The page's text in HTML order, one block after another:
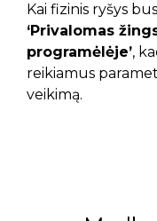
Kai fizinis ryšys
‘Privalomas
programėlėje’,
reikiamus
veikimą.